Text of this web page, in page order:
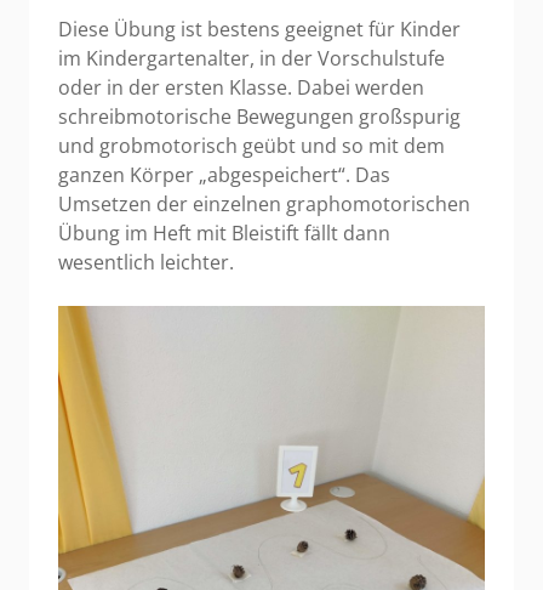
Diese Übung ist bestens geeignet für Kinder
im Kindergartenalter, in der Vorschulstufe
oder in der ersten Klasse. Dabei werden
schreibmotorische Bewegungen großspurig
und grobmotorisch geübt und so mit dem
ganzen Körper „abgespeichert“. Das
Umsetzen der einzelnen graphomotorischen
Übung im Heft mit Bleistift fällt dann
wesentlich leichter.